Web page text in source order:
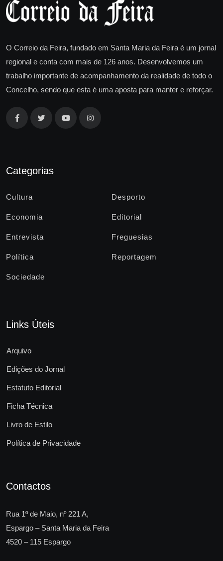
O Correio da Feira, fundado em Santa Maria da Feira é um jornal
regional e conta com mais de 126 anos. Desenvolvemos um
trabalho importante de acompanhamento da realidade de todo o
Concelho, sendo que esta é uma aposta para manter e reforçar.
Categorias
Cultura Desporto
Economia Editorial
Entrevista Freguesias
Política Reportagem
Sociedade
Links Úteis
Arquivo
Edições do Jornal
Estatuto Editorial
Ficha Técnica
Livro de Estilo
Política de Privacidade
Contactos
Rua 1º de Maio, nº 221 A,
Espargo – Santa Maria da Feira
4520 – 115 Espargo